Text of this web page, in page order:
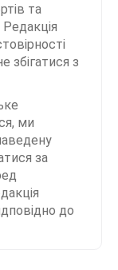
та
збігатися з
ми
за
до